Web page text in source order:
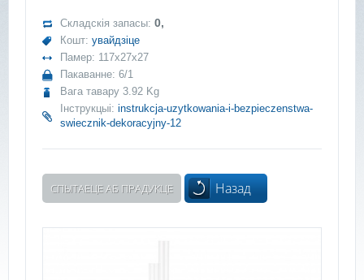
Складскія запасы:0,
Кошт:увайдзіце
Памер: 117x27x27
Пакаванне: 6/1
Вага тавару 3.92 Kg
Інструкцыі:instrukcja-uzytkowania-i-bezpieczenstwa-
swiecznik-dekoracyjny-12
СПЫТАЕЦЕ АБ ПРАДУКЦЕ Назад